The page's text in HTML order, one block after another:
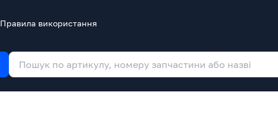
Правила використання